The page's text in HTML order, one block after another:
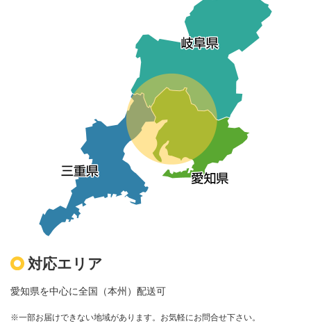
対応エリア
愛知県を中心に全国（本州）配送可
※一部お届けできない地域があります。お気軽にお問合せ下さい。